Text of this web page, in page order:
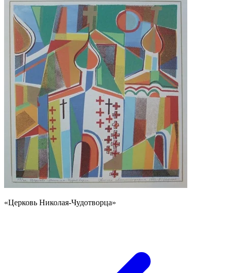
«Церковь Николая-Чудотворца»